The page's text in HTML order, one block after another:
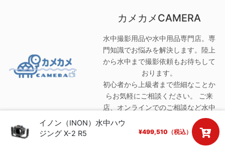
イノン（INON）水中ハウ
ジング X-2 R5
499,510
カメカメCAMERA
水中撮影用品や水中用品専門店。専
門知識でお悩みを解決します。陸上
から水中まで撮影依頼もお待ちして
おります。
初心者から上級者まで些細なことか
らお気軽にご相談ください。 ご来
店、オンラインでのご相談など水中
用品のことならお任せください。